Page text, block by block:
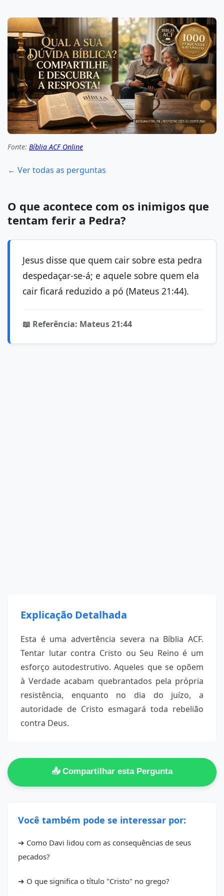
Fonte: Bíblia ACF Online
← Ver todas as perguntas
O que acontece com os inimigos que
tentam ferir a Pedra?
Jesus disse que quem cair sobre esta pedra
despedaçar-se-á; e aquele sobre quem ela
cair ficará reduzido a pó (Mateus 21:44).
📖 Referência: Mateus 21:44
Explicação Detalhada
Esta é uma advertência severa na Bíblia ACF.
Tentar lutar contra Cristo ou Seu Reino é um
esforço autodestrutivo. Aqueles que se opõem
à Verdade acabam quebrantados pela própria
resistência, enquanto no dia do juízo, a
autoridade de Cristo esmagará toda rebelião
contra Deus.
📤 Compartilhar esta Pergunta
Você também pode se interessar por:
➔ Como Davi lidou com as consequências de seus
pecados?
➔ O que significa o título "Cristo" no grego?